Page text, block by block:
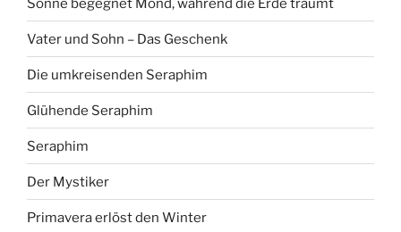
Vater und Sohn – Das Geschenk
Die umkreisenden Seraphim
Glühende Seraphim
Seraphim
Der Mystiker
Primavera erlöst den Winter